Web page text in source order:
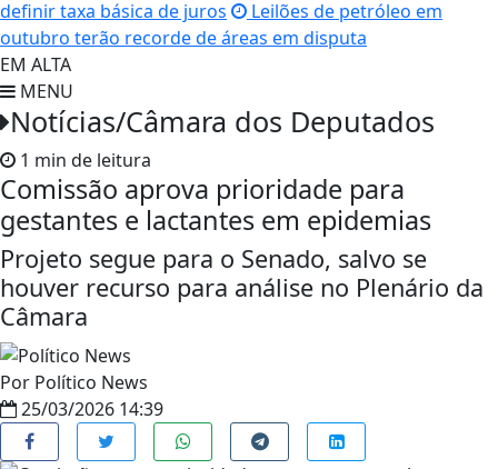
definir taxa básica de juros
Leilões de petróleo em
outubro terão recorde de áreas em disputa
EM ALTA
MENU
Notícias/Câmara dos Deputados
1 min de leitura
Comissão aprova prioridade para
gestantes e lactantes em epidemias
Projeto segue para o Senado, salvo se
houver recurso para análise no Plenário da
Câmara
Por Político News
25/03/2026 14:39